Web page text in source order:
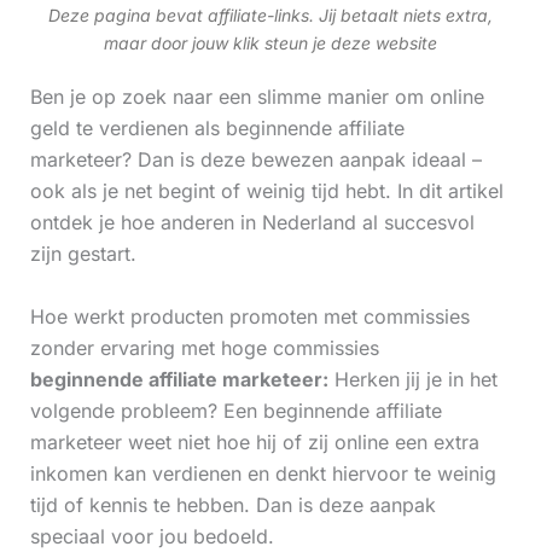
Deze pagina bevat affiliate-links. Jij betaalt niets extra,
maar door jouw klik steun je deze website
Ben je op zoek naar een slimme manier om online
geld te verdienen als beginnende affiliate
marketeer? Dan is deze bewezen aanpak ideaal –
ook als je net begint of weinig tijd hebt. In dit artikel
ontdek je hoe anderen in Nederland al succesvol
zijn gestart.
Hoe werkt producten promoten met commissies
zonder ervaring met hoge commissies
beginnende affiliate marketeer: Herken jij je in het
volgende probleem? Een beginnende affiliate
marketeer weet niet hoe hij of zij online een extra
inkomen kan verdienen en denkt hiervoor te weinig
tijd of kennis te hebben. Dan is deze aanpak
speciaal voor jou bedoeld.